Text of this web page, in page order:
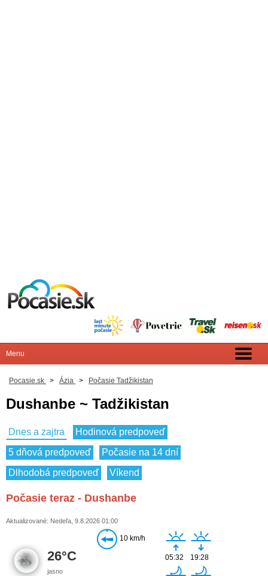
Pocasie.sk > Ázia > Počasie Tadžikistan
Dushanbe ~ Tadžikistan
Dnes a zajtra
Hodinová predpoveď
5 dňová predpoveď
Počasie na 14 dní
Dlhodobá predpoveď
Víkend
Počasie teraz - Dushanbe
Aktualizované: Nedeľa, 9.8.2026 01:00
26°C
jasno
10 km/h
05:32 19:28